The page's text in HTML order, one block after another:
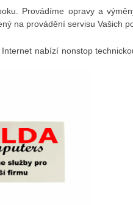
Provádíme opravy a
na provádění servisu Vašich
nabízí nonstop